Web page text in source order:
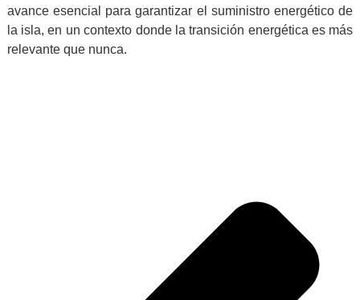
avance esencial para garantizar el suministro energético de
la isla, en un contexto donde la transición energética es más
relevante que nunca.